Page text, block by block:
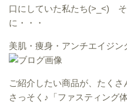
口にしていた私たち(>_<)
に・・・
美肌・痩身・アンチエイジ
ご紹介したい商品が、たくさ
さっそく♪「ファスティング